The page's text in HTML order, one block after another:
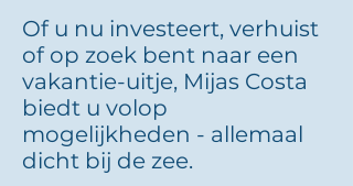
Of u nu investeert, verhuist
of op zoek bent naar een
vakantie-uitje, Mijas Costa
biedt u volop
mogelijkheden - allemaal
dicht bij de zee.